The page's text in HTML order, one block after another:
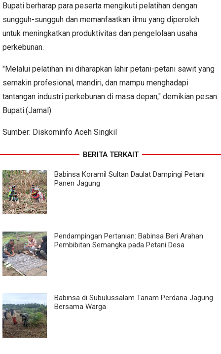
Bupati berharap para peserta mengikuti pelatihan dengan
sungguh-sungguh dan memanfaatkan ilmu yang diperoleh
untuk meningkatkan produktivitas dan pengelolaan usaha
perkebunan.
"Melalui pelatihan ini diharapkan lahir petani-petani sawit yang
semakin profesional, mandiri, dan mampu menghadapi
tantangan industri perkebunan di masa depan," demikian pesan
Bupati.(Jamal)
Sumber: Diskominfo Aceh Singkil
BERITA TERKAIT
Babinsa Koramil Sultan Daulat Dampingi Petani
Panen Jagung
Pendampingan Pertanian: Babinsa Beri Arahan
Pembibitan Semangka pada Petani Desa
Babinsa di Subulussalam Tanam Perdana Jagung
Bersama Warga